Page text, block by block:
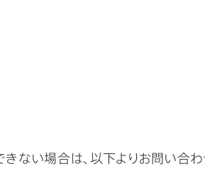
ない場合は、以下よりお問い合わ